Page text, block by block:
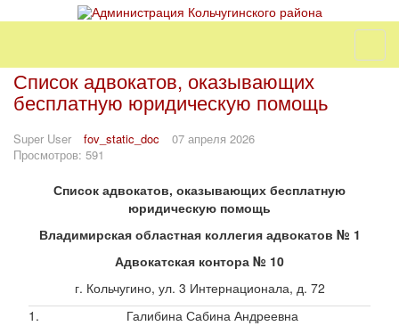
Список адвокатов, оказывающих
бесплатную юридическую помощь
Super User fov_static_doc
07 апреля 2026
Просмотров: 591
Список адвокатов, оказывающих бесплатную
юридическую помощь
Владимирская областная коллегия адвокатов № 1
Адвокатская контора № 10
г. Кольчугино, ул. 3 Интернационала, д. 72
1.
Галибина Сабина Андреевна